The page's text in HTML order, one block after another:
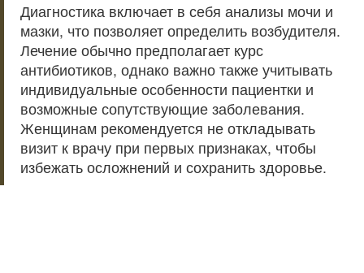
Диагностика включает в себя анализы мочи и
мазки, что позволяет определить возбудителя.
Лечение обычно предполагает курс
антибиотиков, однако важно также учитывать
индивидуальные особенности пациентки и
возможные сопутствующие заболевания.
Женщинам рекомендуется не откладывать
визит к врачу при первых признаках, чтобы
избежать осложнений и сохранить здоровье.